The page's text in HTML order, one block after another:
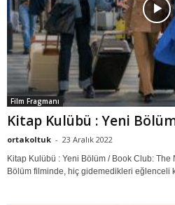
Film Fragmanı
Kitap Kulübü : Yeni
ortakoltuk - 23 Aralık 2022
Kitap Kulübü : Yeni Bölüm / Book Club:
Bölüm filminde, hiç gidemedikleri eğlenceli